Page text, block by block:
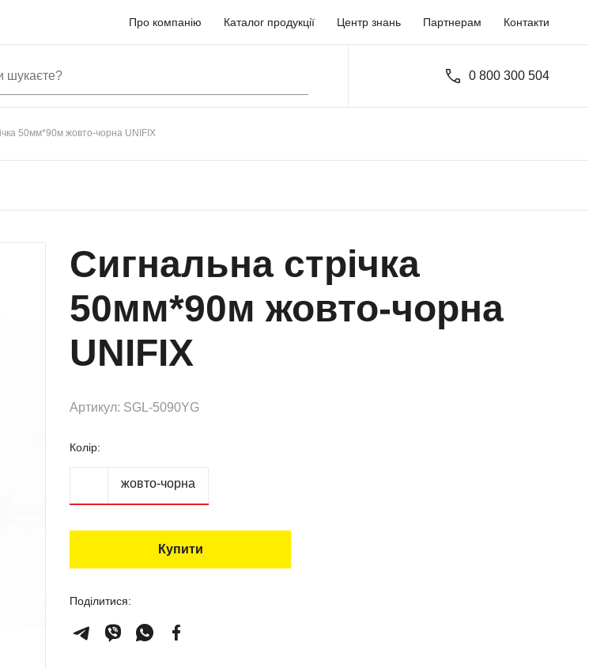
Про компанію Каталог продукції Центр знань Партнерам Контакти
0 800 300 504
50мм*90м жовто-чорна UNIFIX
Сигнальна стрічка
50мм*90м жовто-чорна
UNIFIX
Артикул: SGL-5090YG
Колір:
жовто-чорна
Купити
Поділитися: